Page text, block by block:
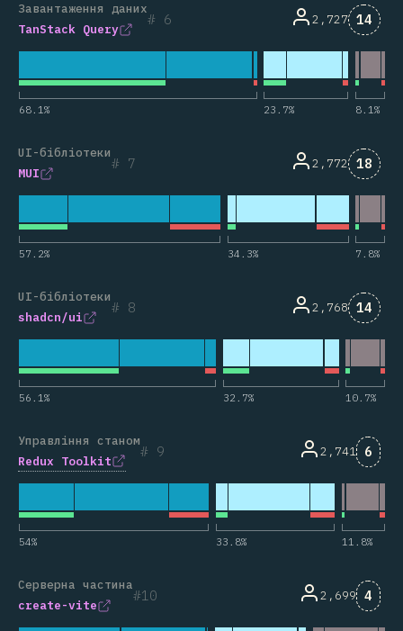
6
Завантаження даних
TanStack Query
68.1% 23.7% 8.1%
2,727 14
7
UI-бібліотеки
MUI
57.2% 34.3% 7.8%
2,772 18
8
UI-бібліотеки
shadcn/ui
56.1% 32.7% 10.7%
2,768 14
9
Управління станом
Redux Toolkit
54% 33.8% 11.8%
2,741 6
10
Серверна частина
create-vite
2,699 4